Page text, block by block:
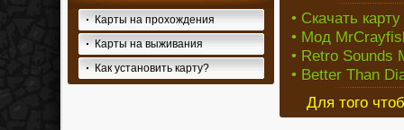
Карты на прохождения
Карты на выживания
Как установить карту?
• Скачать
• Мод
• Retro Sounds
• Better Than
Для того